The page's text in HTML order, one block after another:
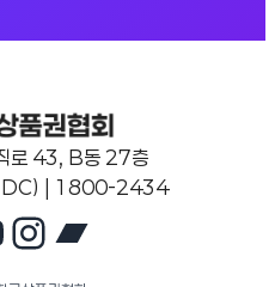
로 43, B동 27층
| 1800-2434
Instagram